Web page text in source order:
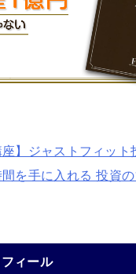
座】ジャストフィッ
を手に入れる 投資
ィール